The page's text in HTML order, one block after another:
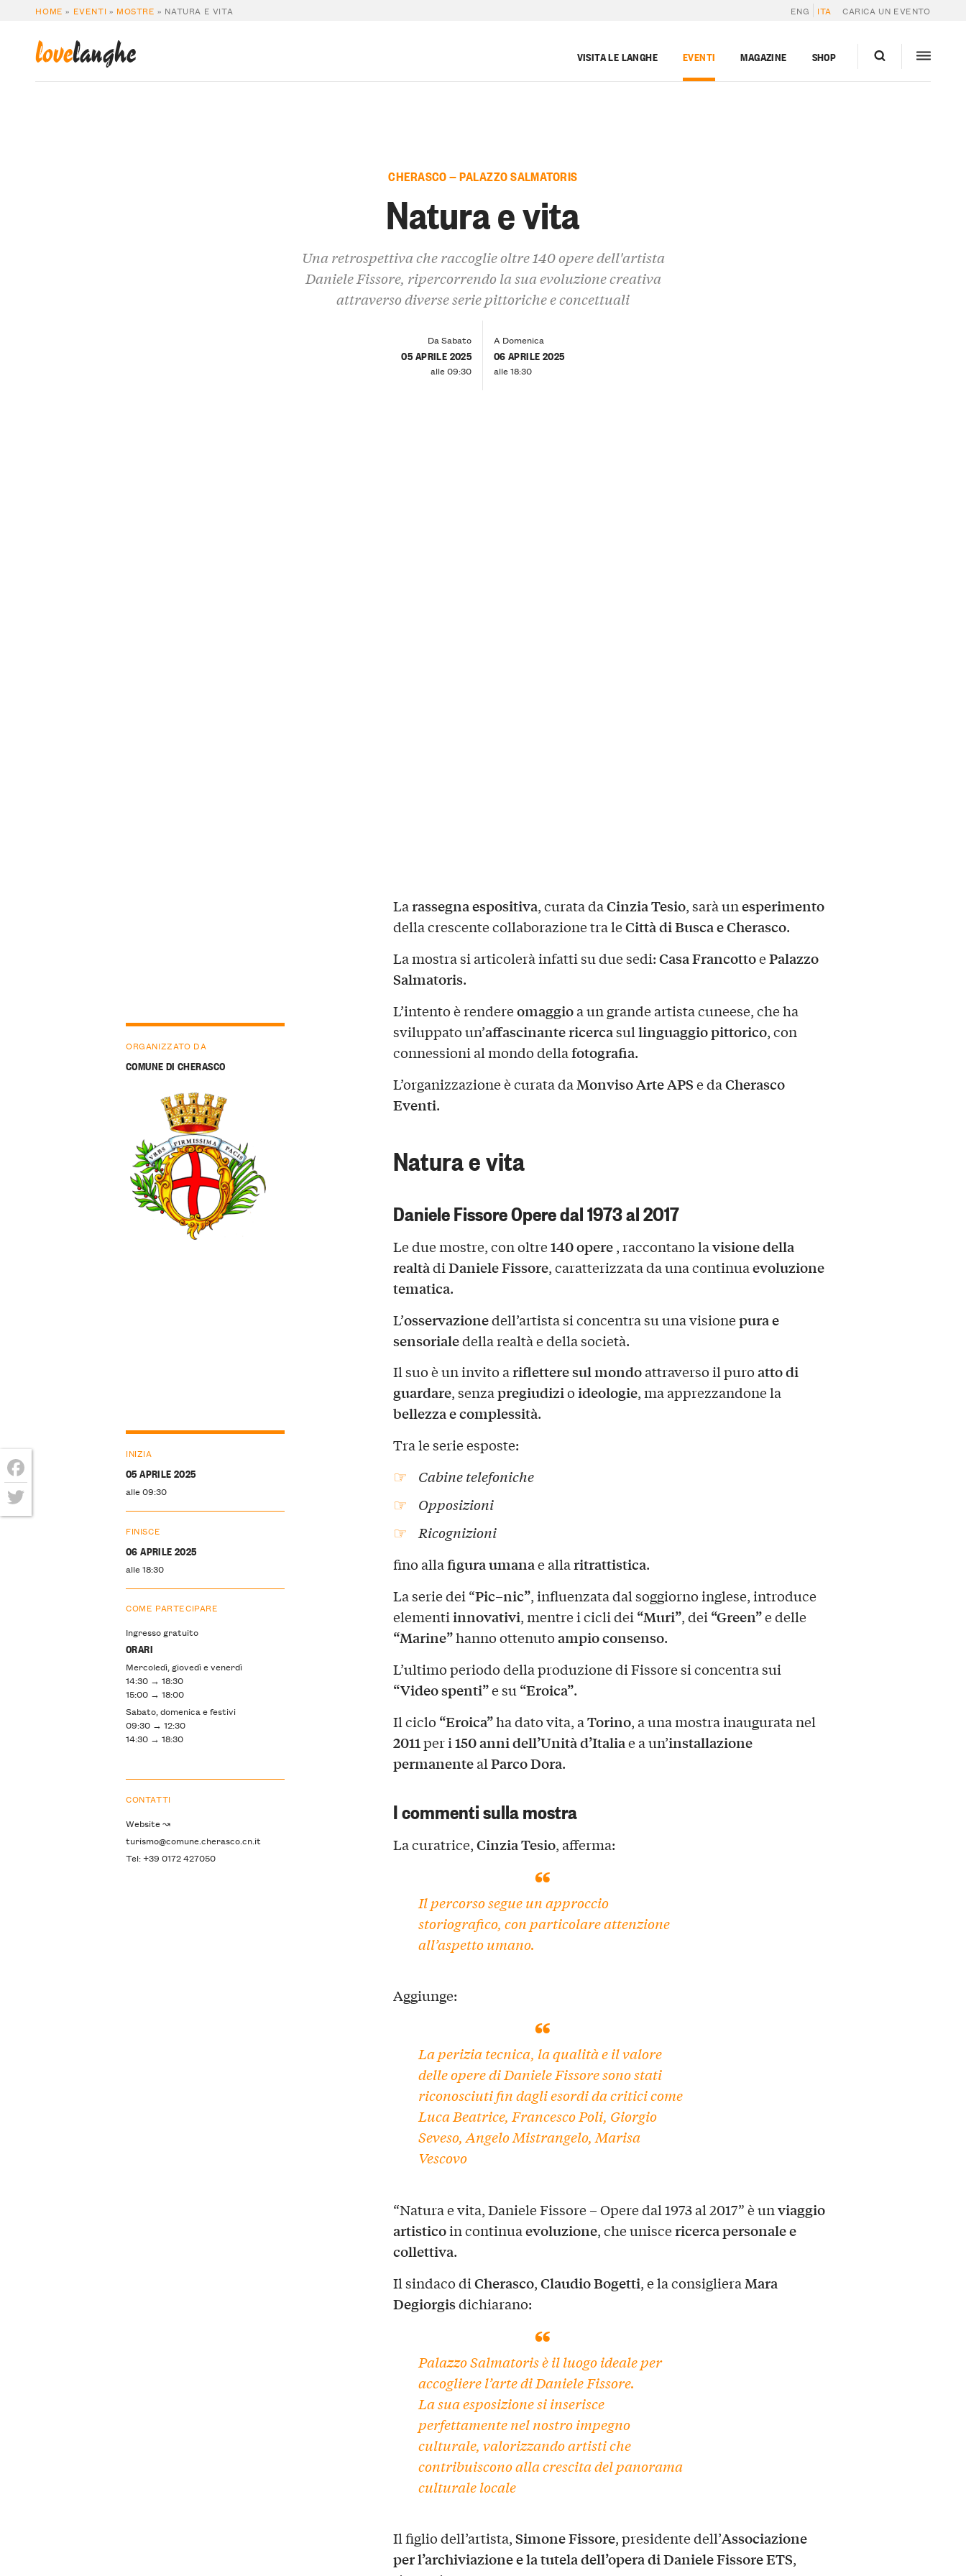
HOME » EVENTI » MOSTRE » NATURA E VITA ENG ITA CARICA UN EVENTO
lovelanghe VISITA LE LANGHE EVENTI MAGAZINE SHOP
CHERASCO — PALAZZO SALMATORIS
Natura e vita
Una retrospettiva che raccoglie oltre 140 opere dell'artista
Daniele Fissore, ripercorrendo la sua evoluzione creativa
attraverso diverse serie pittoriche e concettuali
Da Sabato
05 APRILE 2025
alle 09:30
A Domenica
06 APRILE 2025
alle 18:30
Larassegna espositiva, curata daCinzia Tesio, sarà unesperimento
della crescente collaborazione tra leCittà di Busca e Cherasco.
La mostra si articolerà infatti su due sedi:Casa FrancottoePalazzo
Salmatoris.
L’intento è rendereomaggioa un grande artista cuneese, che ha
sviluppato un’affascinante ricercasullinguaggio pittorico, con
connessioni al mondo dellafotografia.
L’organizzazione è curata daMonviso Arte APSe daCherasco
Eventi.
Natura e vita
Daniele Fissore Opere dal 1973 al 2017
Le due mostre, con oltre140 opere, raccontano lavisione della
realtàdiDaniele Fissore, caratterizzata da una continuaevoluzione
tematica.
L’osservazionedell’artista si concentra su una visionepura e
sensorialedella realtà e della società.
Il suo è un invito ariflettere sul mondoattraverso il puroatto di
guardare, senzapregiudizioideologie, ma apprezzandone la
bellezza e complessità.
Tra le serie esposte:
Cabine telefoniche
Opposizioni
Ricognizioni
fino allafigura umanae allaritrattistica.
La serie dei “Pic–nic”, influenzata dal soggiorno inglese, introduce
elementiinnovativi, mentre i cicli dei “Muri”, dei “Green”e delle
“Marine”hanno ottenutoampio consenso.
L’ultimo periodo della produzione di Fissore si concentra sui
“Video spenti”e su “Eroica”.
Il ciclo “Eroica”ha dato vita, aTorino, a una mostra inaugurata nel
2011per i150 anni dell’Unità d’Italiae a un’installazione
permanentealParco Dora.
I commenti sulla mostra
La curatrice,Cinzia Tesio, afferma:
Il percorso segue un approccio
storiografico, con particolare attenzione
all’aspetto umano.
Aggiunge:
La perizia tecnica, la qualità e il valore
delle opere di Daniele Fissore sono stati
riconosciuti fin dagli esordi da critici come
Luca Beatrice, Francesco Poli, Giorgio
Seveso, Angelo Mistrangelo, Marisa
Vescovo
“Natura e vita, Daniele Fissore – Opere dal 1973 al 2017” è unviaggio
artisticoin continuaevoluzione, che uniscericerca personale e
collettiva.
Il sindaco diCherasco,Claudio Bogetti, e la consiglieraMara
Degiorgisdichiarano:
Palazzo Salmatoris è il luogo ideale per
accogliere l’arte di Daniele Fissore.
La sua esposizione si inserisce
perfettamente nel nostro impegno
culturale, valorizzando artisti che
contribuiscono alla crescita del panorama
culturale locale
Il figlio dell’artista,Simone Fissore, presidente dell’Associazione
per l’archiviazione e la tutela dell’opera di Daniele Fissore ETS,
ORGANIZZATO DA
COMUNE DI CHERASCO
INIZIA
05 APRILE 2025
alle 09:30
FINISCE
06 APRILE 2025
alle 18:30
COME PARTECIPARE
Ingresso gratuito
ORARI
Mercoledì, giovedì e venerdì
14:30 → 18:30
15:00 → 18:00
Sabato, domenica e festivi
09:30 → 12:30
14:30 → 18:30
CONTATTI
Website ↝
turismo@comune.cherasco.cn.it
Tel: +39 0172 427050
Facebook
Twitter